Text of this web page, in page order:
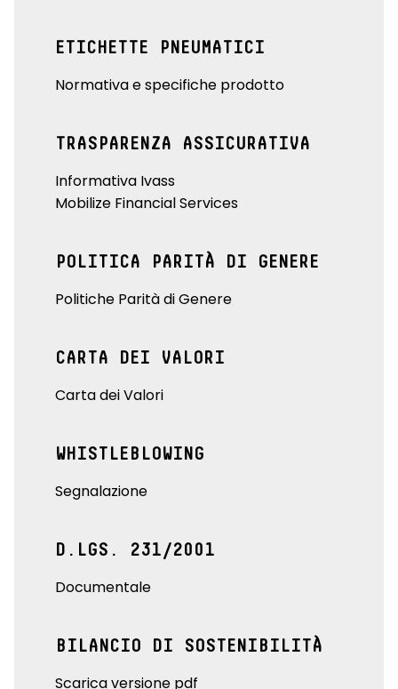
ETICHETTE PNEUMATICI
Normativa e specifiche prodotto
TRASPARENZA ASSICURATIVA
Informativa Ivass
Mobilize Financial Services
POLITICA PARITÀ DI GENERE
Politiche Parità di Genere
CARTA DEI VALORI
Carta dei Valori
WHISTLEBLOWING
Segnalazione
D.LGS. 231/2001
Documentale
BILANCIO DI SOSTENIBILITÀ
Scarica versione pdf